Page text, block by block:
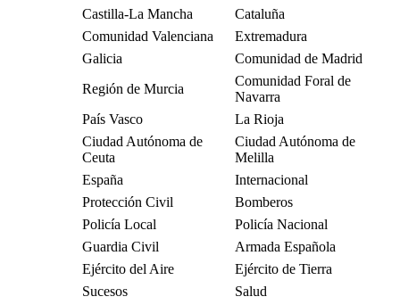
Castilla-La Mancha
Cataluña
Comunidad Valenciana
Extremadura
Galicia
Comunidad de Madrid
Región de Murcia
Comunidad Foral de
Navarra
País Vasco
La Rioja
Ciudad Autónoma de
Ceuta
Ciudad Autónoma de
Melilla
España
Internacional
Protección Civil
Bomberos
Policía Local
Policía Nacional
Guardia Civil
Armada Española
Ejército del Aire
Ejército de Tierra
Sucesos
Salud